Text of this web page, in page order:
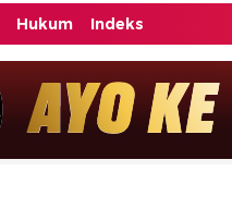
Hukum Indeks